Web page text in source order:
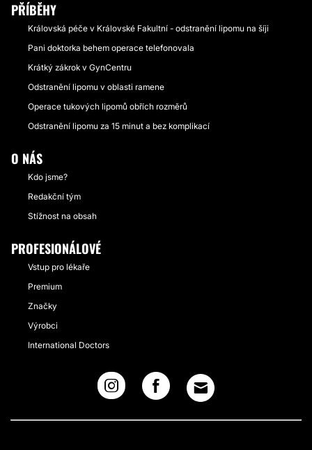
PŘÍBĚHY
Královská péče v Královské Fakultní - odstranění lipomu na šíji
Pani doktorka behem operace telefonovala
Krátký zákrok v GynCentru
Odstranění lipomu v oblasti ramene
Operace tukových lipomů obřích rozměrů
Odstranění lipomu za 15 minut a bez komplikací
O NÁS
Kdo jsme?
Redakční tým
Stížnost na obsah
PROFESIONÁLOVÉ
Vstup pro lékaře
Premium
Značky
Výrobci
International Doctors